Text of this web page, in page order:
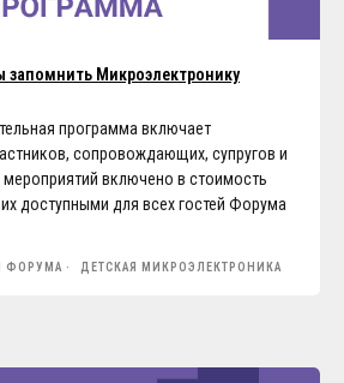
запомнить Микроэлектронику
программа включает
сопровождающих, супругов и
включено в стоимость
доступными для всех гостей Форума
ФОРУМА ДЕТСКАЯ МИКРОЭЛЕКТРОНИКА